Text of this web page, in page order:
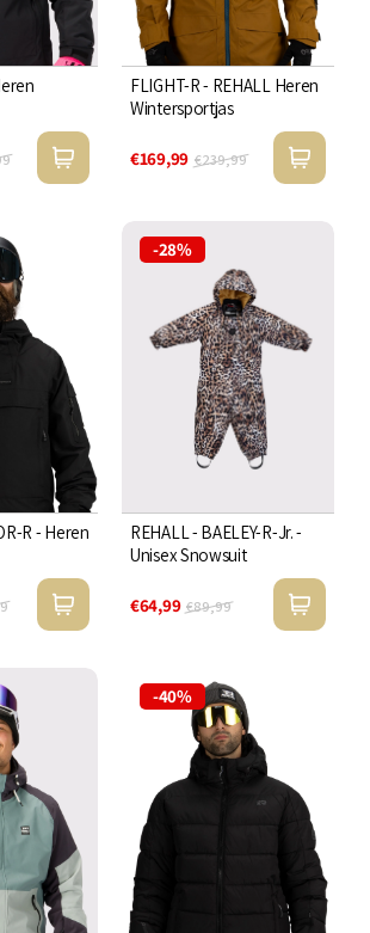
FLIGHT-R - REHALL Heren
Wintersportjas
€169,99 €239,99
R - Heren
-28%
REHALL - BAELEY-R-Jr. -
Unisex Snowsuit
€64,99 €89,99
-40%